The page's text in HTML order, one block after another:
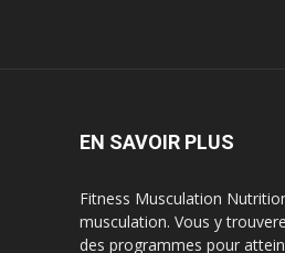
EN SAVOIR PLUS
Fitness Musculation
musculation. Vous y
des programmes pour